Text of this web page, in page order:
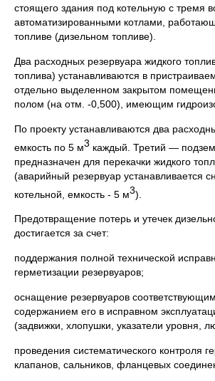
стоящего здания под котельную с тремя
автоматизированными котлами,
топливе (дизельном топливе).
Два расходных резервуара жидкого
топлива) устанавливаются в
отдельно выделенном закрытом
полом (на отм. -0,500), имеющим
По проекту устанавливаются два
емкость по 5 м3 каждый. Третий —
предназначен для перекачки жидкого
(аварийный резервуар устанавливается
котельной, емкость - 5 м3).
Предотвращение потерь и утечек
достигается за счет:
поддержания полной технической
герметизации резервуаров;
оснащение резервуаров
содержанием его в исправном
(задвижки, хлопушки, указатели уровня,
проведения систематического контроля
клапанов, сальников, фланцевых